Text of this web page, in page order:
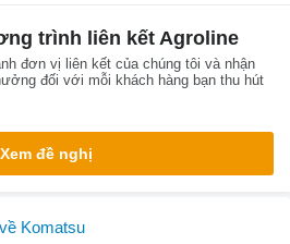
trình liên kết Agroline
đơn vị liên kết của chúng tôi và nhận
đối với mỗi khách hàng bạn thu hút
Xem đề nghị
Komatsu